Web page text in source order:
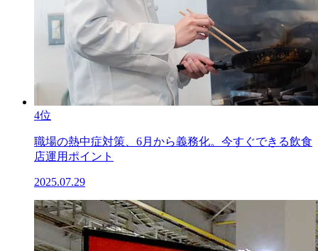
4位
職場の熱中症対策、6月から義務化。今すぐできる飲食
店運用ポイント
2025.07.29